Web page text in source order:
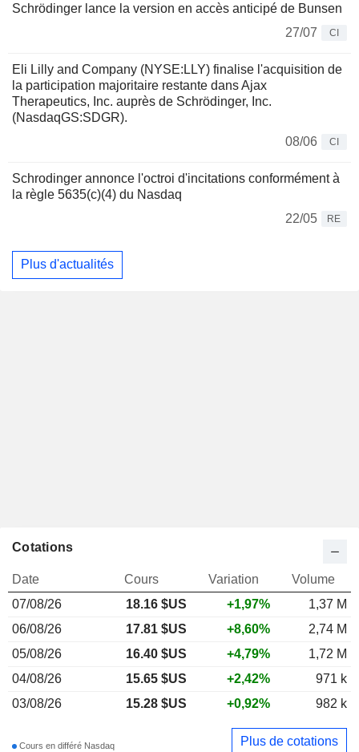
Schrödinger lance la version en accès anticipé de Bunsen
27/07
CI
Eli Lilly and Company (NYSE:LLY) finalise l'acquisition de
la participation majoritaire restante dans Ajax
Therapeutics, Inc. auprès de Schrödinger, Inc.
(NasdaqGS:SDGR).
08/06
CI
Schrodinger annonce l'octroi d'incitations conformément à
la règle 5635(c)(4) du Nasdaq
22/05
RE
Plus d'actualités
Cotations
Date Cours Variation
Volume
07/08/26
18.16 $US +1,97%
1,37 M
06/08/26
17.81 $US +8,60%
2,74 M
05/08/26
16.40 $US +4,79%
1,72 M
04/08/26
15.65 $US +2,42%
971 k
03/08/26
15.28 $US +0,92% 982 k
Cours en différé Nasdaq Plus de cotations